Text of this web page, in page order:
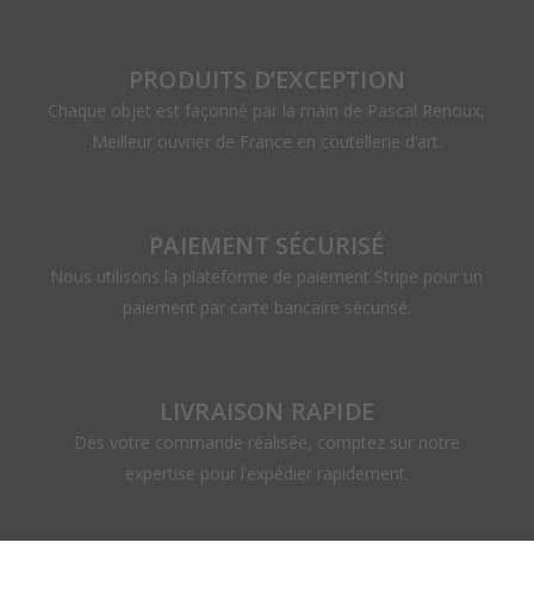
PRODUITS D’EXCEPTION
Chaque objet est façonné par la main de Pascal Renoux,
Meilleur ouvrier de France en coutellerie d’art.
PAIEMENT SÉCURISÉ
Nous utilisons la plateforme de paiement Stripe pour un
paiement par carte bancaire sécurisé.
LIVRAISON RAPIDE
Dès votre commande réalisée, comptez sur notre
expertise pour l’expédier rapidement.